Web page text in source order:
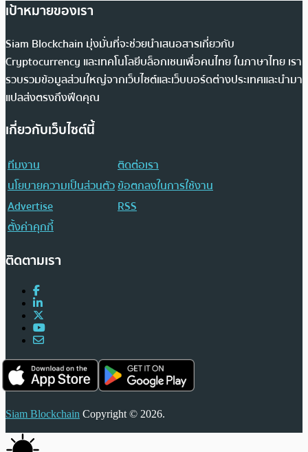
เป้าหมายของเรา
Siam Blockchain มุ่งมั่นที่จะช่วยนำเสนอสารเกี่ยวกับ
Cryptocurrency และเทคโนโลยีบล็อกเชนเพื่อคนไทย ในภาษาไทย เรา
รวบรวมข้อมูลส่วนใหญ่จากเว็บไซต์และเว็บบอร์ดต่างประเทศและนำมา
แปลส่งตรงถึงฟีดคุณ
เกี่ยวกับเว็บไซต์นี้
ทีมงาน
ติดต่อเรา
นโยบายความเป็นส่วนตัวข้อตกลงในการใช้งาน
Advertise
RSS
ตั้งค่าคุกกี้
ติดตามเรา
Siam Blockchain Copyright © 2026.